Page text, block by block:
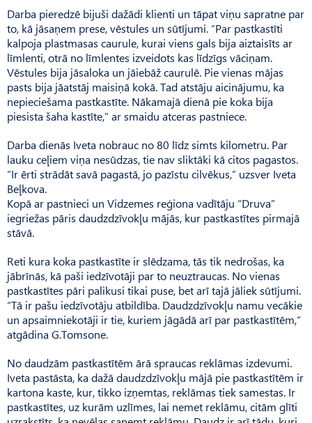
Darba pieredzē bijuši dažādi klienti un tāpat viņu sapratne par
to, kā jāsaņem prese, vēstules un sūtījumi. “Par pastkastīti
kalpoja plastmasas caurule, kurai viens gals bija aiztaisīts ar
līmlenti, otrā no līmlentes izveidots kas līdzīgs vāciņam.
Vēstules bija jāsaloka un jāiebāž caurulē. Pie vienas mājas
pasts bija jāatstāj maisiņā kokā. Tad atstāju aicinājumu, ka
nepieciešama pastkastīte. Nāka­majā dienā pie koka bija
piesista šaha kastīte,” ar smaidu atceras pastniece.
Darba dienās Iveta nobrauc no 80 līdz simts kilometru. Par
lauku ceļiem viņa nesūdzas, tie nav sliktāki kā citos pagastos.
“Ir ērti strādāt savā pagastā, jo pazīstu cilvēkus,” uzsver Iveta
Beļkova.
Kopā ar pastnieci un Vidzemes reģiona vadītāju “Druva”
iegriežas pāris daudzdzīvokļu mājās, kur pastkastītes pirmajā
stāvā.
Reti kura koka pastkastīte ir slēdzama, tās tik nedrošas, ka
jābrīnās, kā paši iedzīvotāji par to neuztraucas. No vienas
pastkastītes pāri palikusi tikai puse, bet arī tajā jāliek sūtījumi.
“Tā ir pašu iedzīvotāju atbildība. Daudzdzī­vokļu namu vecākie
un apsaimniekotāji ir tie, kuriem jāgādā arī par pastkastītēm,”
atgādina G.Tomsone.
No daudzām pastkastītēm ārā spraucas reklāmas izdevumi.
Ive­ta pastāsta, ka dažā daudzdzīvokļu mājā pie pastkastītēm ir
kartona kaste, kur, tikko izņemtas, reklāmas tiek samestas. Ir
pastkastītes, uz kurām uzlīmes, lai nemet reklāmu, citām glīti